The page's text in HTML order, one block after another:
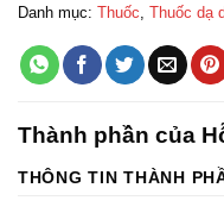
Danh mục: Thuốc Thuốc dạ
Thành phần của
THÔNG TIN THÀNH